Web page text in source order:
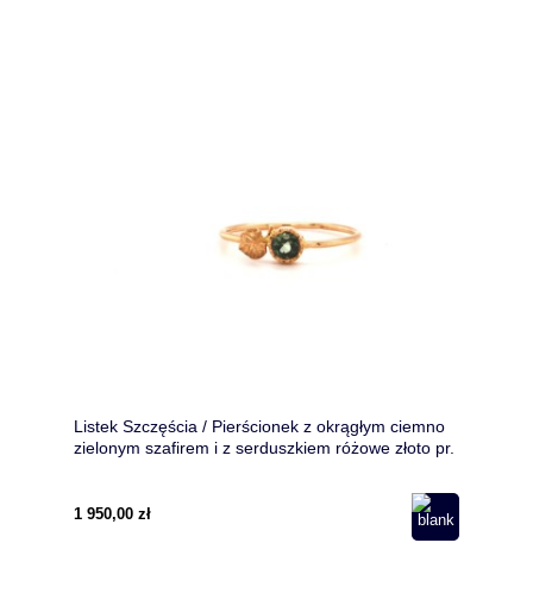
Listek Szczęścia / Pierścionek z okrągłym ciemno
zielonym szafirem i z serduszkiem różowe złoto pr.
1 950,00 zł